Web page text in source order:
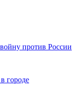
против России
городе